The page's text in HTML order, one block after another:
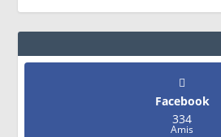
Facebook
334
Amis